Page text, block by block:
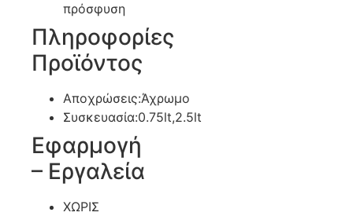
πρόσφυση
Πληροφορίες
Προϊόντος
Αποχρώσεις:Άχρωμο
Συσκευασία:0.75lt,2.5lt
Εφαρμογή
– Εργαλεία
ΧΩΡΙΣ